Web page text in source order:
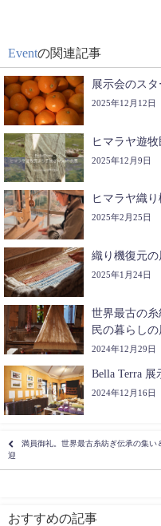
Eventの関連記事
展示会のス
2025年12月12日
ヒマラヤ遊
2025年12月9日
ヒマラヤ織
2025年2月25日
織り機復元
2025年1月24日
世界最古の
民の暮らし
2024年12月29日
Bella Terra 展
2024年12月16日
満員御礼。世界最古糸紡ぎ伝承の集
迎
おすすめの記事